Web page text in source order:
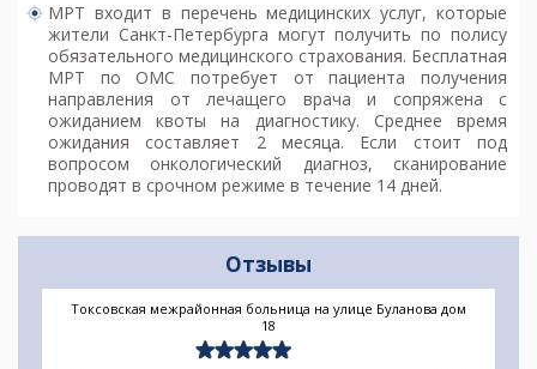
МРТ входит в перечень медицинских услуг, которые
жители Санкт-Петербурга могут получить по полису
обязательного медицинского страхования. Бесплатная
МРТ по ОМС потребует от пациента получения
направления от лечащего врача и сопряжена с
ожиданием квоты на диагностику. Среднее время
ожидания составляет 2 месяца. Если стоит под
вопросом онкологический диагноз, сканирование
проводят в срочном режиме в течение 14 дней.
Отзывы
Токсовская межрайонная больница на улице Буланова дом
18